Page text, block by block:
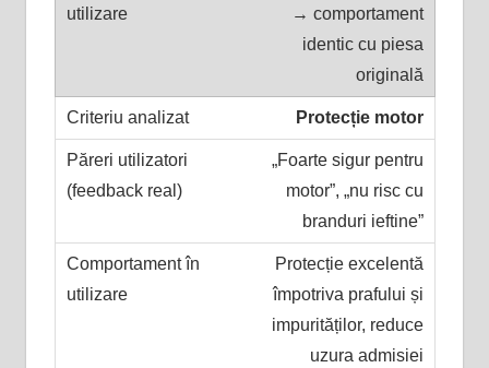
→ comportament
identic cu piesa
originală
Protecție motor
„Foarte sigur pentru
motor”, „nu risc cu
branduri ieftine”
Protecție excelentă
împotriva prafului și
impurităților, reduce
uzura admisiei